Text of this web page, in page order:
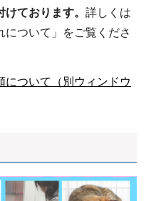
ております。 詳しくは
について」をご覧くださ
について（別ウィンドウ